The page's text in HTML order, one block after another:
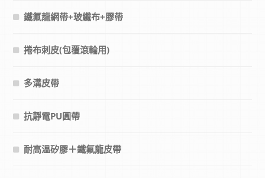
鐵氟龍網帶+玻纖布+膠帶
捲布刺皮(包覆滾輪用)
多溝皮帶
抗靜電PU圓帶
耐高溫矽膠＋鐵氟龍皮帶